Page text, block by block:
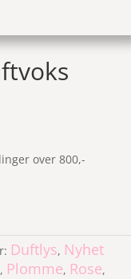
over 800,-
Duftlys, Nyhet
, Plomme, Rose,